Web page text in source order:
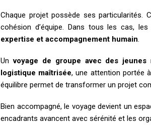
Chaque projet possède ses particularités.
cohésion d’équipe. Dans tous les cas,
expertise et accompagnement humain.
Unvoyage de groupe avec des jeunes
logistique maîtrisée, une attention portée
équilibre permet de transformer un projet
Bien accompagné, le voyage devient un
encadrants avancent avec sérénité et les